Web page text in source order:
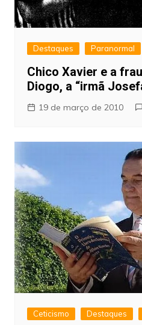
Destaques Paranormal
Chico Xavier e a
Diogo, a “irmã
19 de março de 2010
Ceticismo Destaques